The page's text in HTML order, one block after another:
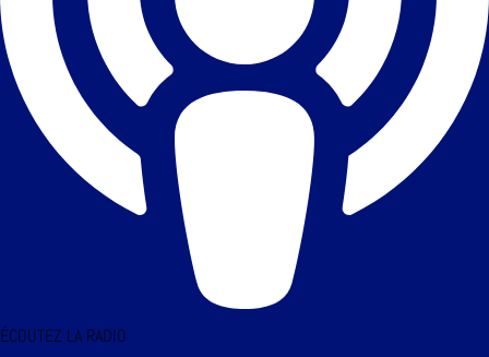
ÉCOUTEZ LA RADIO